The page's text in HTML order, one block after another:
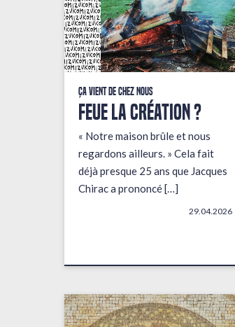
Ça vient de chez nous
FEUE LA CRÉATION ?
« Notre maison brûle et nous
regardons ailleurs. » Cela fait
déjà presque 25 ans que Jacques
Chirac a prononcé […]
29.04.2026